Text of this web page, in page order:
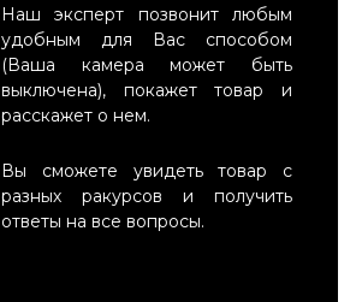
Наш эксперт позвонит любым
удобным для Вас способом
(Ваша камера может быть
выключена), покажет товар и
расскажет о нем.
Вы сможете увидеть товар с
разных ракурсов и получить
ответы на все вопросы.